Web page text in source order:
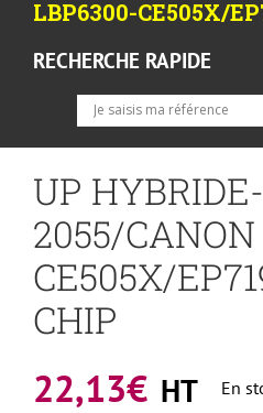
LBP6300-CE505X/
RECHERCHE RAPIDE
UP
2055/
CE505X/
CHIP
22,13€ HT En